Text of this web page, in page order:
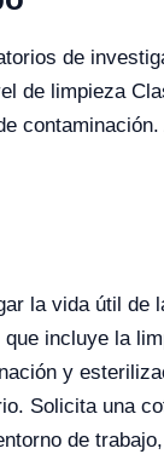
de
de limpieza
la vida útil de
incluye la
y
Solicita una
de